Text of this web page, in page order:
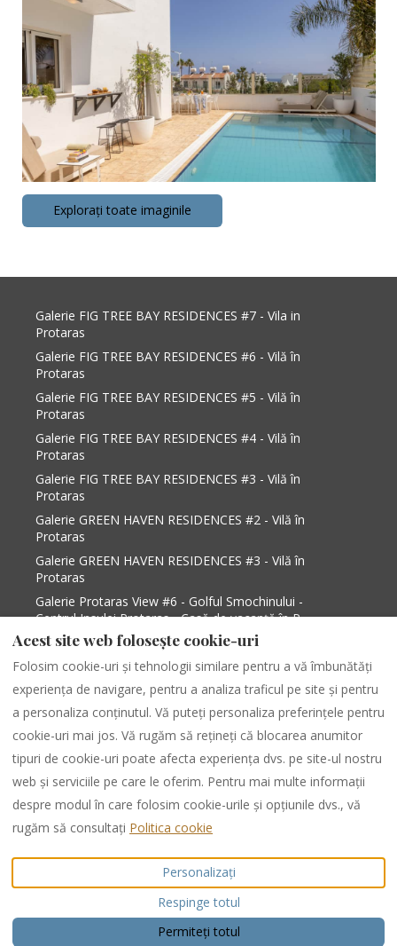
Explorați toate imaginile
Galerie FIG TREE BAY RESIDENCES #7 - Vila in
Protaras
Galerie FIG TREE BAY RESIDENCES #6 - Vilă în
Protaras
Galerie FIG TREE BAY RESIDENCES #5 - Vilă în
Protaras
Galerie FIG TREE BAY RESIDENCES #4 - Vilă în
Protaras
Galerie FIG TREE BAY RESIDENCES #3 - Vilă în
Protaras
Galerie GREEN HAVEN RESIDENCES #2 - Vilă în
Protaras
Galerie GREEN HAVEN RESIDENCES #3 - Vilă în
Protaras
Galerie Protaras View #6 - Golful Smochinului -
Centrul Insulei Protaras - Casă de vacanță în P...
Galerie Protaras View #9 - Golful Smochinului -
Centrul Insulei Protaras - Casă de vacanță în P...
Galerie Protaras View 2 - Golful Figului, centrul
orașului Protaras - Vilă în Paralimni
Romanian EUR +35799538599
284 Protaras -Cape Greco
Avenue, Shop 1,
PARALIMNI, Famagusta,
Email:
info@purpleinternational.e
©2026
RENTAL
rezervate
Acest site web folosește cookie-uri
Folosim cookie-uri și tehnologii similare pentru a vă îmbunătăți
experiența de navigare, pentru a analiza traficul pe site și pentru
a personaliza conținutul. Vă puteți personaliza preferințele pentru
cookie-uri mai jos. Vă rugăm să rețineți că blocarea anumitor
tipuri de cookie-uri poate afecta experiența dvs. pe site-ul nostru
web și serviciile pe care le oferim. Pentru mai multe informații
despre modul în care folosim cookie-urile și opțiunile dvs., vă
rugăm să consultați Politica cookie
Personalizați
Respinge totul
Permiteți totul